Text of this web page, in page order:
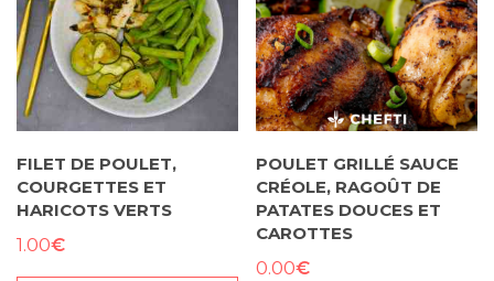
FILET DE POULET,
COURGETTES ET
HARICOTS VERTS
1.00€
POULET GRILLÉ SAUCE
CRÉOLE, RAGOÛT DE
PATATES DOUCES ET
CAROTTES
0.00€